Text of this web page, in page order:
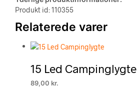
Produkt id: 110355
Relaterede varer
15 Led Campinglygte
89,00 kr.